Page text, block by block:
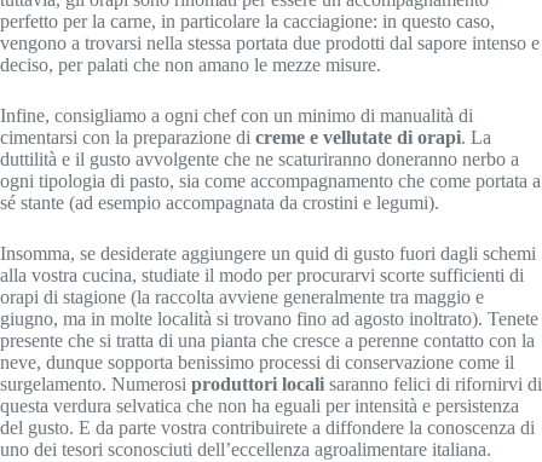
perfetto per la carne, in particolare la cacciagione: in questo caso,
vengono a trovarsi nella stessa portata due prodotti dal sapore intenso e
deciso, per palati che non amano le mezze misure.
Infine, consigliamo a ogni chef con un minimo di manualità di
cimentarsi con la preparazione di creme e vellutate di orapi. La
duttilità e il gusto avvolgente che ne scaturiranno doneranno nerbo a
ogni tipologia di pasto, sia come accompagnamento che come portata a
sé stante (ad esempio accompagnata da crostini e legumi).
Insomma, se desiderate aggiungere un quid di gusto fuori dagli schemi
alla vostra cucina, studiate il modo per procurarvi scorte sufficienti di
orapi di stagione (la raccolta avviene generalmente tra maggio e
giugno, ma in molte località si trovano fino ad agosto inoltrato). Tenete
presente che si tratta di una pianta che cresce a perenne contatto con la
neve, dunque sopporta benissimo processi di conservazione come il
surgelamento. Numerosi produttori locali saranno felici di rifornirvi di
questa verdura selvatica che non ha eguali per intensità e persistenza
del gusto. E da parte vostra contribuirete a diffondere la conoscenza di
uno dei tesori sconosciuti dell’eccellenza agroalimentare italiana.